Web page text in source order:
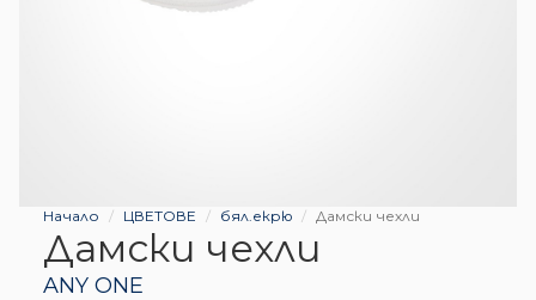
Начало ЦВЕТОВЕ бял.екрю Дамски чехли
Дамски чехли
ANY ONE